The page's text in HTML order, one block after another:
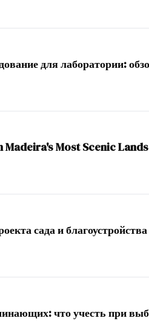
для лаборатории:
Most Scenic
сада и благоустройства
что учесть при